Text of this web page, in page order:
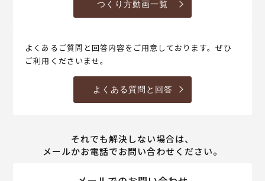
つくり方動画一覧
よくあるご質問と回答内容をご用意しております。ぜひ
ご利用くださいませ。
よくある質問と回答
それでも解決しない場合は、
メールかお電話でお問い合わせください。